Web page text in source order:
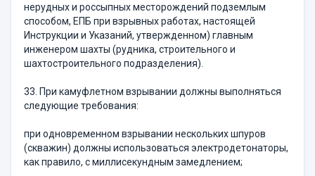
нерудных и россыпных месторождений подземлым
способом, ЕПБ при взрывных работах, настоящей
Инструкции и Указаний, утвержденном) главным
инженером шахты (рудника, строительного и
шахтостроительного подразделения).
33. При камуфлетном взрывании должны выполняться
следующие требования:
при одновременном взрывании нескольких шпуров
(скважин) должны использоваться электродетонаторы,
как правило, с миллисекундным замедлением;